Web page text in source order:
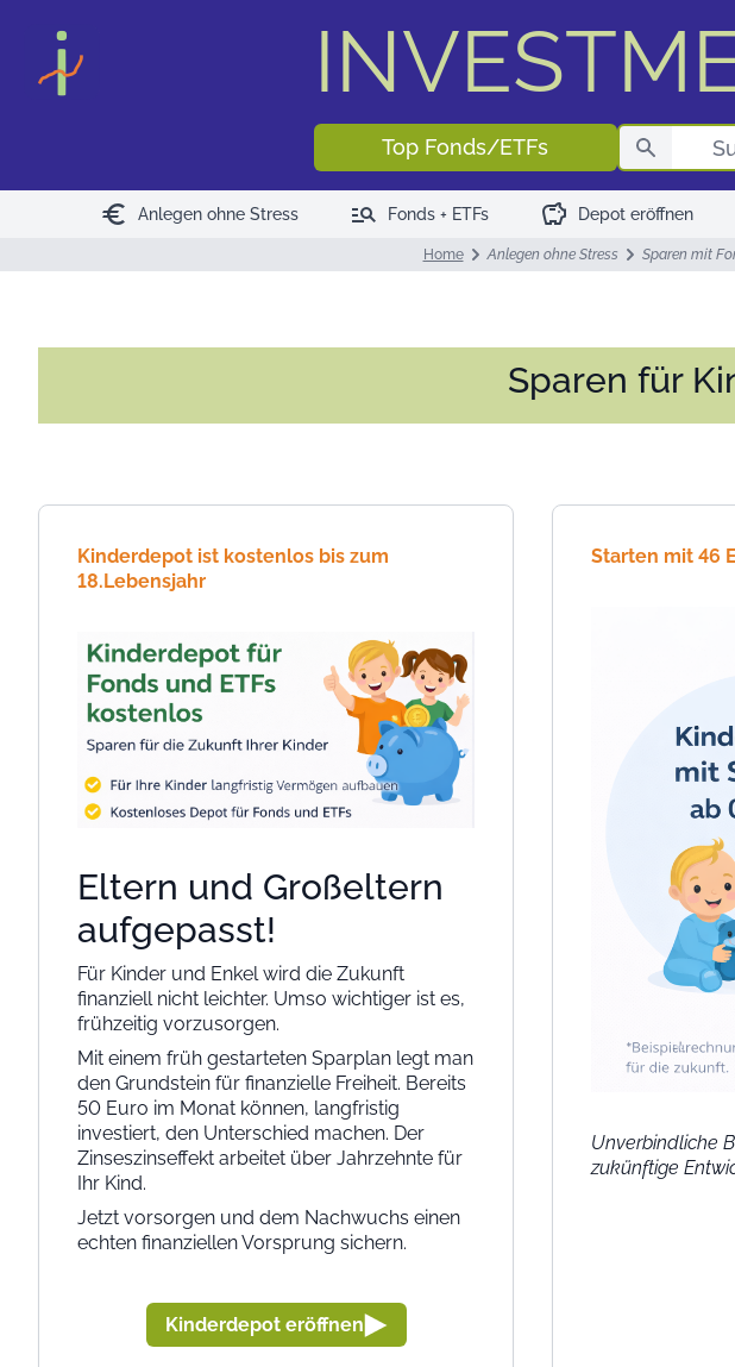
Top Fonds/ETFs
euro Anlegen ohne Stress manage_search Fonds + ETFs savings Depot eröffnen
Home Anlegen ohne Stress Sparen mit
Sparen für
Kinderdepot ist kostenlos bis zum
18.Lebensjahr
Eltern und Großeltern
aufgepasst!
Für Kinder und Enkel wird die Zukunft
finanziell nicht leichter. Umso wichtiger ist es,
frühzeitig vorzusorgen.
Mit einem früh gestarteten Sparplan legt man
den Grundstein für finanzielle Freiheit. Bereits
50 Euro im Monat können, langfristig
investiert, den Unterschied machen. Der
Zinseszinseffekt arbeitet über Jahrzehnte für
Ihr Kind.
Jetzt vorsorgen und dem Nachwuchs einen
echten finanziellen Vorsprung sichern.
Kinderdepot eröffnen
Starten mit 46
Unverbindliche
zukünftige